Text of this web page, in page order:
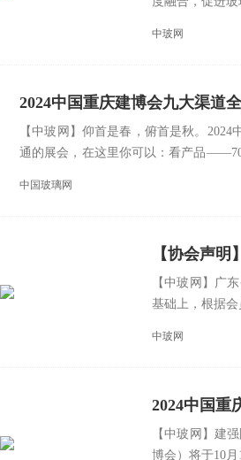
中玻网
2024中国重庆建博会九大渠道
【中玻网】仰首是春，俯首是秋。
通的展会，在这里你可以：看产品
中国玻璃网
【协会声
【中玻网】广
基础上，根据
中玻网
2024中国重
【中玻网】建
博会）将于10